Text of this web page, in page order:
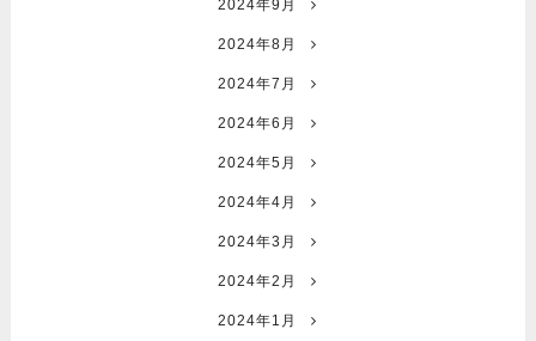
2024年9月
2024年8月
2024年7月
2024年6月
2024年5月
2024年4月
2024年3月
2024年2月
2024年1月